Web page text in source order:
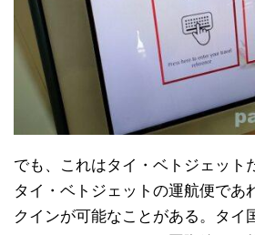
でも、これはタイ・ベトジェット
タイ・ベトジェットの運航便であ
クインが可能なことがある。タイ